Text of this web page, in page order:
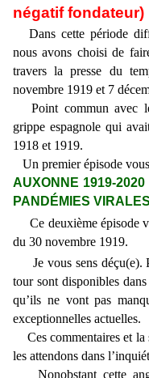
négatif fondateur)
Dans cette période
nous avons choisi de
travers la presse du
novembre 1919 et 7
Point commun avec
grippe espagnole qui
1918 et 1919.
Un premier épisode
AUXONNE 1919-
PANDÉMIES
Ce deuxième épisode
du 30 novembre 1919.
Je vous sens déçu(e).
tour sont disponibles
qu’ils ne vont pas
exceptionnelles actuelles.
Ces commentaires et la
les attendons dans
Nonobstant cette